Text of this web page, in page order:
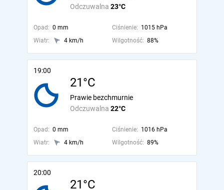
Odczuwalna 23°C
Opad: 0 mm Ciśnienie: 1015 hPa
Wiatr:
4 km/h Wilgotność: 88%
19:00
21°C
Odczuwalna 22°C
Prawie bezchmurnie
Opad: 0 mm Ciśnienie: 1016 hPa
Wiatr:
4 km/h Wilgotność: 89%
20:00
21°C